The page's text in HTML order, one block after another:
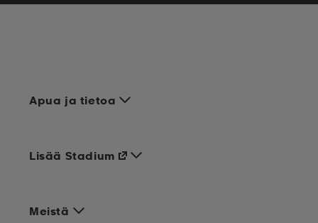
Apua ja tietoa
Meistä
Lisää Stadium